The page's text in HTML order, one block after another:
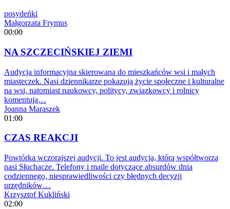
posydeńki
Małgorzata Frymus
00:00
NA SZCZECIŃSKIEJ ZIEMI
Audycja informacyjna skierowana do mieszkańców wsi i małych
miasteczek. Nasi dziennikarze pokazują życie społeczne i kulturalne
na wsi, natomiast naukowcy, politycy, związkowcy i rolnicy
komentują…
Joanna Maraszek
01:00
CZAS REAKCJI
Powtórka wczorajszej audycji. To jest audycja, którą współtworzą
nasi Słuchacze. Telefony i maile dotyczące absurdów dnia
codziennego, niesprawiedliwości czy błędnych decyzji
urzędników…
Krzysztof Kukliński
02:00